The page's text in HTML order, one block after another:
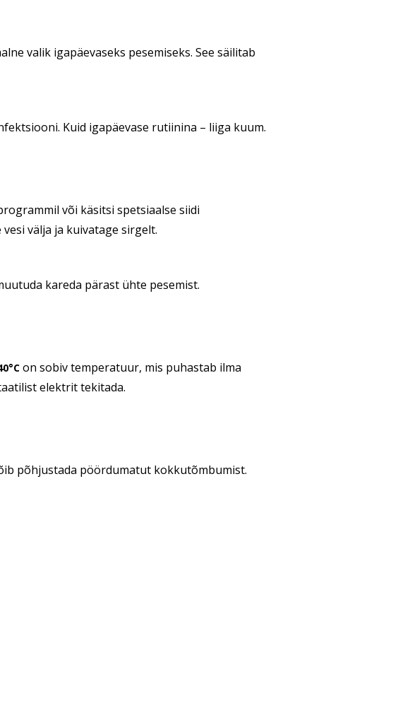
valik igapäevaseks pesemiseks. See säilitab
Kuid igapäevase rutiinina – liiga kuum.
või käsitsi spetsiaalse siidi
välja ja kuivatage sirgelt.
kareda pärast ühte pesemist.
on sobiv temperatuur, mis puhastab ilma
elektrit tekitada.
põhjustada pöördumatut kokkutõmbumist.